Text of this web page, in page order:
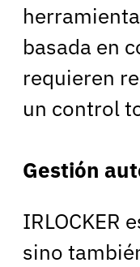
basada en
requieren
un control
Gestión
IRLOCKER
sino